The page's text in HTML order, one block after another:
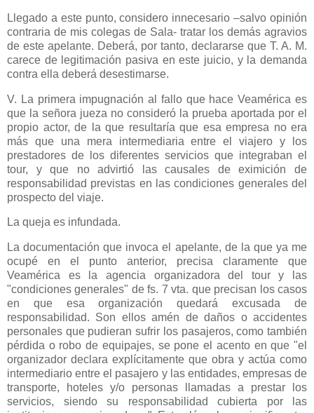
Llegado a este punto, considero innecesario –salvo opinión
contraria de mis colegas de Sala- tratar los demás agravios
de este apelante. Deberá, por tanto, declararse que T. A. M.
carece de legitimación pasiva en este juicio, y la demanda
contra ella deberá desestimarse.
V. La primera impugnación al fallo que hace Veamérica es
que la señora jueza no consideró la prueba aportada por el
propio actor, de la que resultaría que esa empresa no era
más que una mera intermediaria entre el viajero y los
prestadores de los diferentes servicios que integraban el
tour, y que no advirtió las causales de eximición de
responsabilidad previstas en las condiciones generales del
prospecto del viaje.
La queja es infundada.
La documentación que invoca el apelante, de la que ya me
ocupé en el punto anterior, precisa claramente que
Veamérica es la agencia organizadora del tour y las
"condiciones generales" de fs. 7 vta. que precisan los casos
en que esa organización quedará excusada de
responsabilidad. Son ellos amén de daños o accidentes
personales que pudieran sufrir los pasajeros, como también
pérdida o robo de equipajes, se pone el acento en que "el
organizador declara explícitamente que obra y actúa como
intermediario entre el pasajero y las entidades, empresas de
transporte, hoteles y/o personas llamadas a prestar los
servicios, siendo su responsabilidad cubierta por las